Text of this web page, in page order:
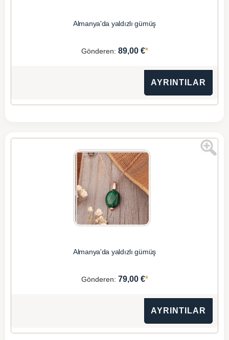
Almanya'da yaldızlı gümüş
Gönderen: 89,00 €*
AYRINTILAR
Almanya'da yaldızlı gümüş
Gönderen: 79,00 €*
AYRINTILAR